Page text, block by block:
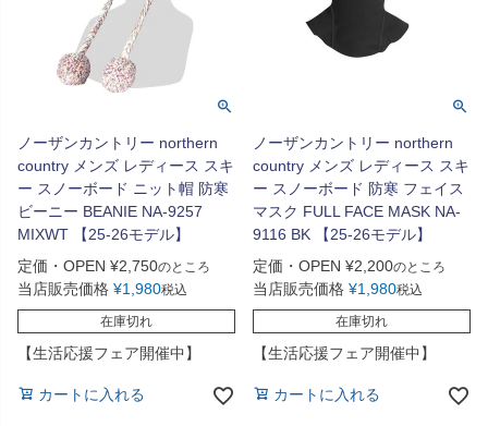
ノーザンカントリー northern
country メンズ レディース スキ
ー スノーボード ニット帽 防寒
ビーニー BEANIE NA-9257
MIXWT 【25-26モデル】
定価・OPEN ¥2,750のところ
当店販売価格 ¥1,980税込
在庫切れ
【生活応援フェア開催中】
カートに入れる
ノーザンカントリー northern
country メンズ レディース スキ
ー スノーボード 防寒 フェイス
マスク FULL FACE MASK NA-
9116 BK 【25-26モデル】
定価・OPEN ¥2,200のところ
当店販売価格 ¥1,980税込
在庫切れ
【生活応援フェア開催中】
カートに入れる